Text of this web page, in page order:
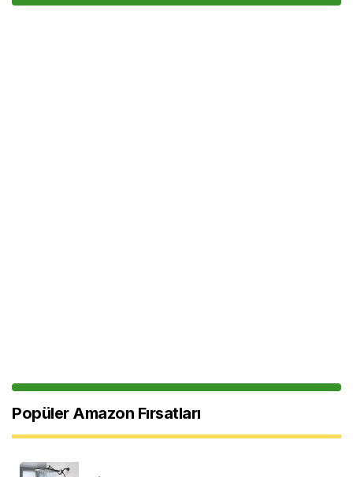
Popüler Amazon Fırsatları